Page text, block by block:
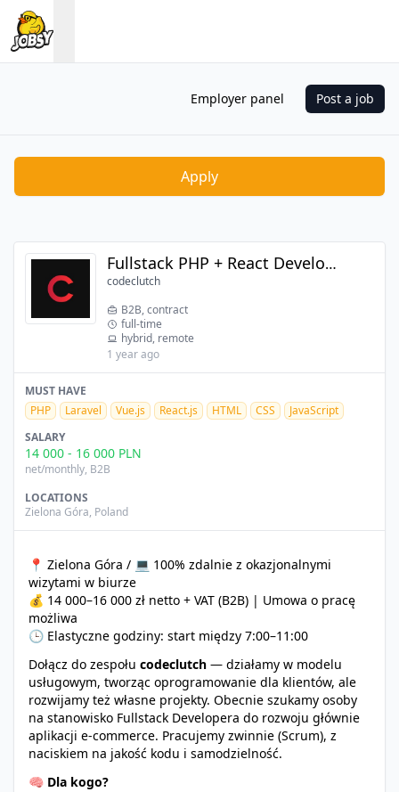
Employer panel Post a job
Fullstack PHP + React Developer
codeclutch
B2B, contract
full-time
hybrid, remote
1 year ago
MUST HAVE
PHP
Laravel Vue.js React.js HTML CSS
JavaScript
SALARY
14 000 - 16 000 PLN
net/monthly, B2B
LOCATIONS
Zielona Góra, Poland
📍 Zielona Góra / 💻 100% zdalnie z okazjonalnymi
wizytami w biurze
💰 14 000–16 000 zł netto + VAT (B2B) | Umowa o pracę
możliwa
🕒 Elastyczne godziny: start między 7:00–11:00
Dołącz do zespołu codeclutch — działamy w modelu
usługowym, tworząc oprogramowanie dla klientów, ale
rozwijamy też własne projekty. Obecnie szukamy osoby
na stanowisko Fullstack Developera do rozwoju głównie
aplikacji e-commerce. Pracujemy zwinnie (Scrum), z
naciskiem na jakość kodu i samodzielność.
🧠 Dla kogo?
Apply